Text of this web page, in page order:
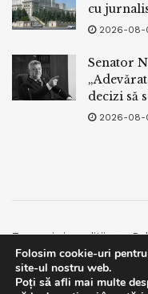
cu
2026-08-
Senator
decizi să
2026-08-
Termeni si conditii
Facebook
Contact
© 2019bpnews- Business
Folosim cookie-uri
site-ul nostru web.
Poți să afli mai multe